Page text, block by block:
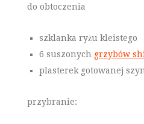
do obtoczenia
szklanka ryżu kleistego
6 suszonych grzybów
plasterek gotowanej
przybranie: